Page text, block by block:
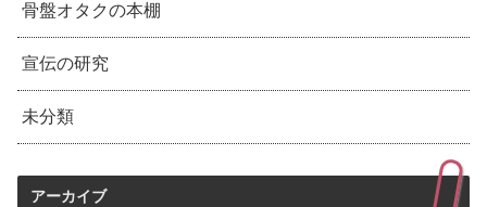
骨盤オタクの本棚
宣伝の研究
未分類
アーカイブ